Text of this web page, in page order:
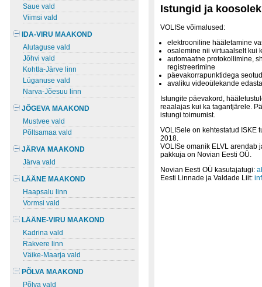
Saue vald
Viimsi vald
IDA-VIRU MAAKOND
Alutaguse vald
Jõhvi vald
Kohtla-Järve linn
Lüganuse vald
Narva-Jõesuu linn
JÕGEVA MAAKOND
Mustvee vald
Põltsamaa vald
JÄRVA MAAKOND
Järva vald
LÄÄNE MAAKOND
Haapsalu linn
Vormsi vald
LÄÄNE-VIRU MAAKOND
Kadrina vald
Rakvere linn
Väike-Maarja vald
PÕLVA MAAKOND
Põlva vald
Istungid ja
VOLISe võimalused:
elektrooniline hääletamine
osalemine nii virtuaalselt kui
automaatne protokollimine,
registreerimine
päevakorrapunktidega
avaliku videoülekande
Istungite päevakord,
reaalajas kui ka tagantjärele.
istungi toimumist.
VOLISele on kehtestatud ISKE
2018.
VOLISe omanik ELVL arendab
pakkuja on Novian Eesti OÜ.
Novian Eesti OÜ kasutajatugi:
Eesti Linnade ja Valdade Liit: